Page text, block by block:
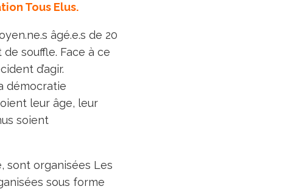
Tous Elus.
âgé.e.s de 20
souffle. Face à ce
d’agir.
démocratie
leur âge, leur
soient
sont organisées Les
sous forme